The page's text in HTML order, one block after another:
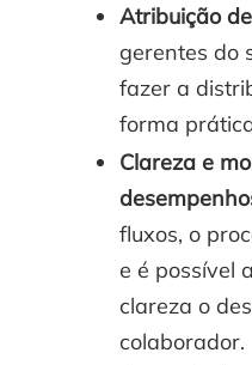
Atribuição
gerentes do
fazer a
forma
Clareza e
fluxos, o
e é possível
clareza o
colaborador.